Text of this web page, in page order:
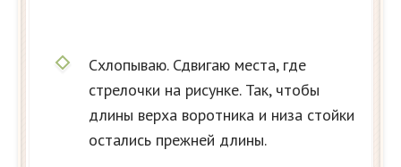
Схлопываю. Сдвигаю места, где
стрелочки на рисунке. Так, чтобы
длины верха воротника и низа стойки
остались прежней длины.